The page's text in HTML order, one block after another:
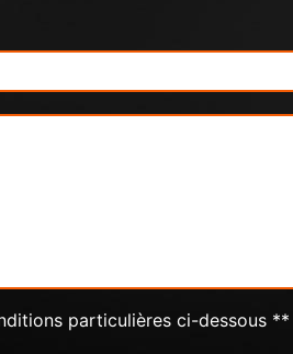
particulières ci-dessous **